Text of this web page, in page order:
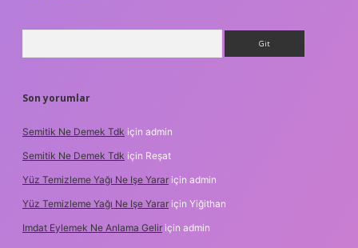
Son yorumlar
Semitik Ne Demek Tdk için admin
Semitik Ne Demek Tdk için Reşat
Yüz Temizleme Yağı Ne Işe Yarar için admin
Yüz Temizleme Yağı Ne Işe Yarar için Yiğithan
Imdat Eylemek Ne Anlama Gelir için admin